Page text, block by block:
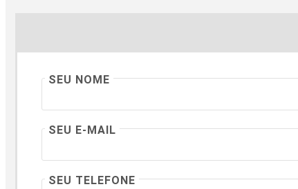
SEU NOME
SEU E-MAIL
SEU TELEFONE